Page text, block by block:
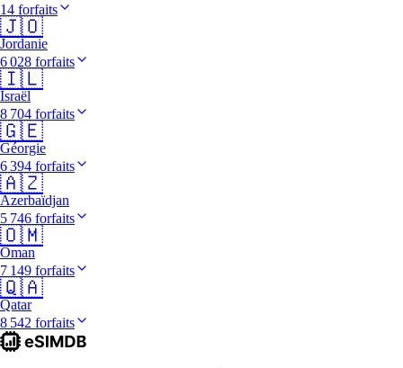
14 forfaits
🇯🇴
Jordanie
6 028 forfaits
🇮🇱
Israël
8 704 forfaits
🇬🇪
Géorgie
6 394 forfaits
🇦🇿
Azerbaïdjan
5 746 forfaits
🇴🇲
Oman
7 149 forfaits
🇶🇦
Qatar
8 542 forfaits